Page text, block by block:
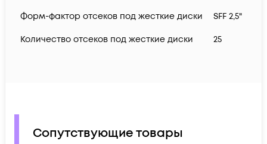
Форм-фактор отсеков под жесткие диски SFF 2,5"
Количество отсеков под жесткие диски 25
Сопутствующие товары